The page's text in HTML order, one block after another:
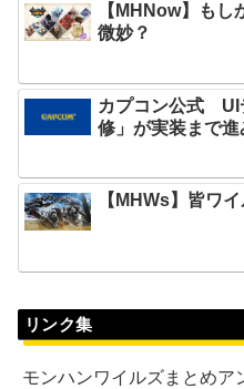
【MHNow】も
微妙？
カプコン公式 UI
修」が実装まで進
【MHWs】皆ワ
リンク集
モンハンワイルズまとめア